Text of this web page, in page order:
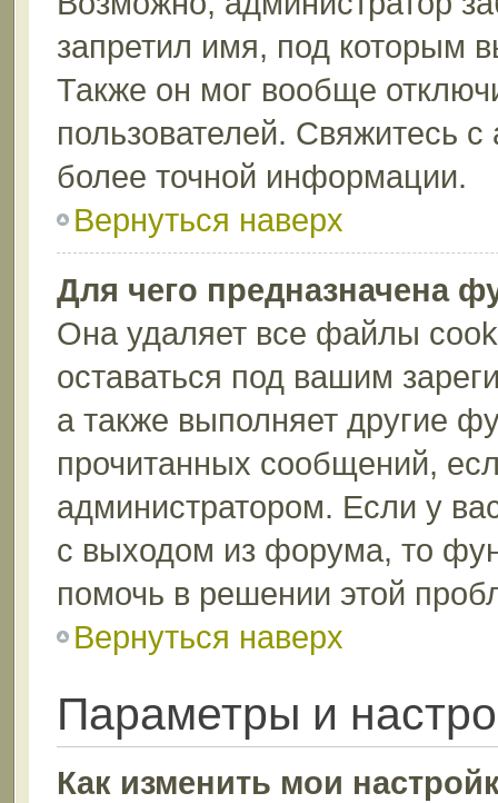
запретил имя, под которым
Также он мог вообще
пользователей. Свяжитесь
более точной информации.
Вернуться наверх
Для чего предназначена
Она удаляет все файлы
оставаться под вашим
а также выполняет другие
прочитанных сообщений,
администратором. Если у
с выходом из форума, то
помочь в решении этой
Вернуться наверх
Параметры и
Как изменить мои